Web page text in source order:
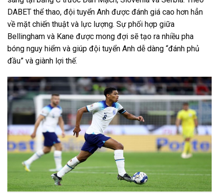
DABET thể thao, đội tuyển Anh được đánh giá cao hơn hẳn
về mặt chiến thuật và lực lượng. Sự phối hợp giữa
Bellingham và Kane được mong đợi sẽ tạo ra nhiều pha
bóng nguy hiểm và giúp đội tuyển Anh dễ dàng “đánh phủ
đầu” và giành lợi thế.